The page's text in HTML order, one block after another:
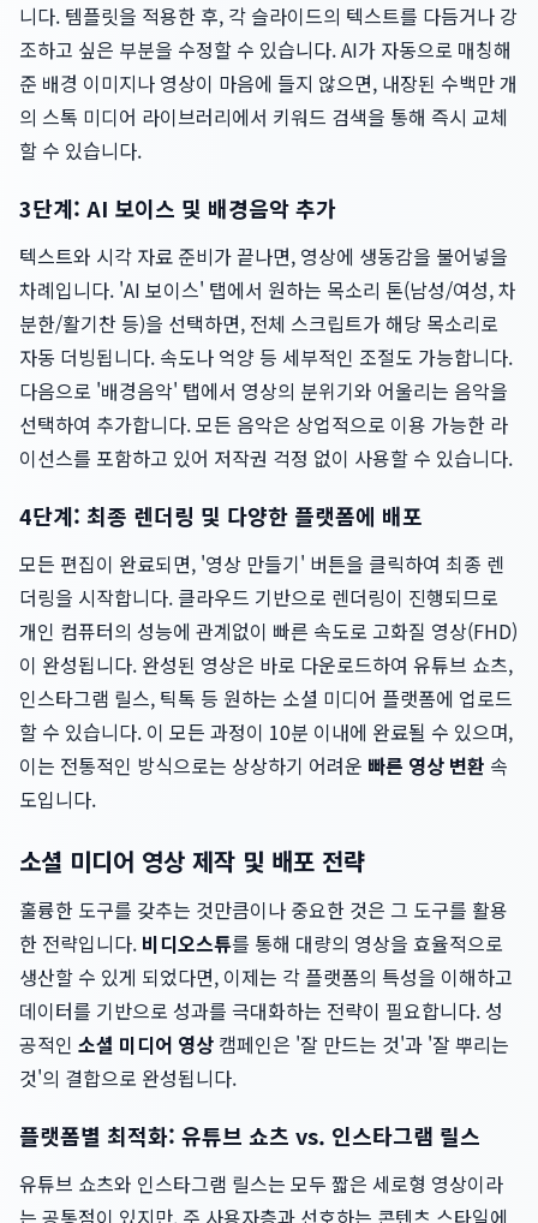
니다. 템플릿을 적용한 후, 각 슬라이드의 텍스트를 다듬거나 강
조하고 싶은 부분을 수정할 수 있습니다. AI가 자동으로 매칭해
준 배경 이미지나 영상이 마음에 들지 않으면, 내장된 수백만 개
의 스톡 미디어 라이브러리에서 키워드 검색을 통해 즉시 교체
할 수 있습니다.
3단계: AI 보이스 및 배경음악 추가
텍스트와 시각 자료 준비가 끝나면, 영상에 생동감을 불어넣을
차례입니다. 'AI 보이스' 탭에서 원하는 목소리 톤(남성/여성, 차
분한/활기찬 등)을 선택하면, 전체 스크립트가 해당 목소리로
자동 더빙됩니다. 속도나 억양 등 세부적인 조절도 가능합니다.
다음으로 '배경음악' 탭에서 영상의 분위기와 어울리는 음악을
선택하여 추가합니다. 모든 음악은 상업적으로 이용 가능한 라
이선스를 포함하고 있어 저작권 걱정 없이 사용할 수 있습니다.
4단계: 최종 렌더링 및 다양한 플랫폼에 배포
모든 편집이 완료되면, '영상 만들기' 버튼을 클릭하여 최종 렌
더링을 시작합니다. 클라우드 기반으로 렌더링이 진행되므로
개인 컴퓨터의 성능에 관계없이 빠른 속도로 고화질 영상(FHD)
이 완성됩니다. 완성된 영상은 바로 다운로드하여 유튜브 쇼츠,
인스타그램 릴스, 틱톡 등 원하는 소셜 미디어 플랫폼에 업로드
할 수 있습니다. 이 모든 과정이 10분 이내에 완료될 수 있으며,
이는 전통적인 방식으로는 상상하기 어려운 빠른 영상 변환 속
도입니다.
소셜 미디어 영상 제작 및 배포 전략
훌륭한 도구를 갖추는 것만큼이나 중요한 것은 그 도구를 활용
한 전략입니다. 비디오스튜를 통해 대량의 영상을 효율적으로
생산할 수 있게 되었다면, 이제는 각 플랫폼의 특성을 이해하고
데이터를 기반으로 성과를 극대화하는 전략이 필요합니다. 성
공적인 소셜 미디어 영상 캠페인은 '잘 만드는 것'과 '잘 뿌리는
것'의 결합으로 완성됩니다.
플랫폼별 최적화: 유튜브 쇼츠 vs. 인스타그램 릴스
유튜브 쇼츠와 인스타그램 릴스는 모두 짧은 세로형 영상이라
는 공통점이 있지만, 주 사용자층과 선호하는 콘텐츠 스타일에